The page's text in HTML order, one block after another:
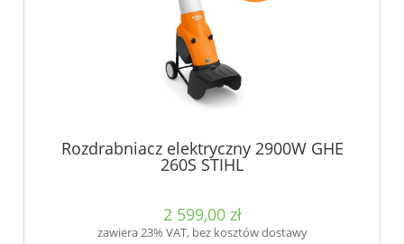
Rozdrabniacz elektryczny 2900W GHE
260S STIHL
2 599,00 zł
zawiera 23% VAT, bez kosztów dostawy